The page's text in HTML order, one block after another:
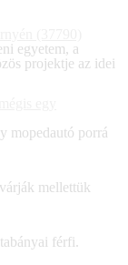
egyetem, a
projektje az idei
mopedautó porrá
mellettük
férfi.